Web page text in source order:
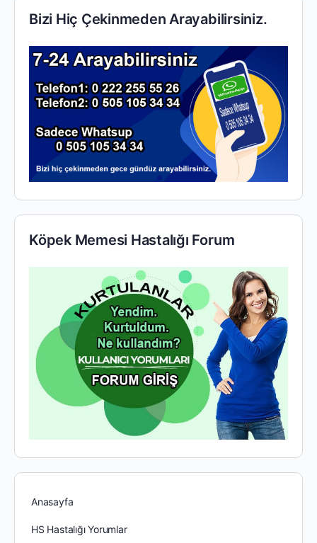
Bizi Hiç Çekinmeden Arayabilirsiniz.
Köpek Memesi Hastalığı Forum
Anasayfa
HS Hastalığı Yorumlar